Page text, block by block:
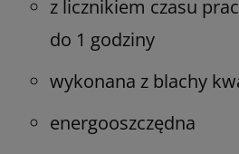
z licznikiem czasu
do 1 godziny
wykonana z blachy
energooszczędna